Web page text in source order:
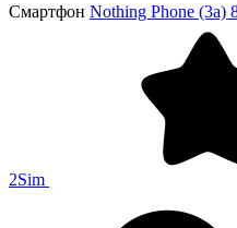
Смартфон Nothing Phone (3a)
2Sim